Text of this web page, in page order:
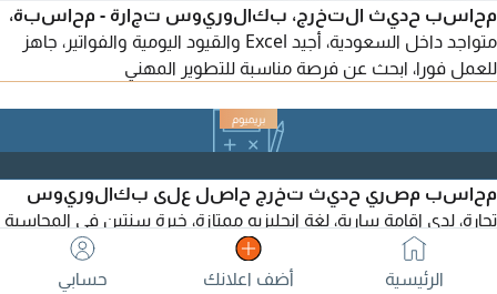
محاسب حديث التخرج، بكالوريوس تجارة - محاسبة،
متواجد داخل السعودية، أجيد Excel والقيود اليومية والفواتير، جاهز
للعمل فورا، ابحث عن فرصة مناسبة للتطوير المهني
محاسب مصري حديث تخرج حاصل على بكالوريوس
تجارة، لدي اقامة سارية، لغة انجليزيه ممتازة، خبرة سنتين في المحاسبة
والمقاولات، أجيد العمل على، Microsoft Excel, Word، ERP
system ولدي معرفة بالقيود اليومية التسويات، أقفال الحسابات،
الرئيسية أضف اعلانك حسابي